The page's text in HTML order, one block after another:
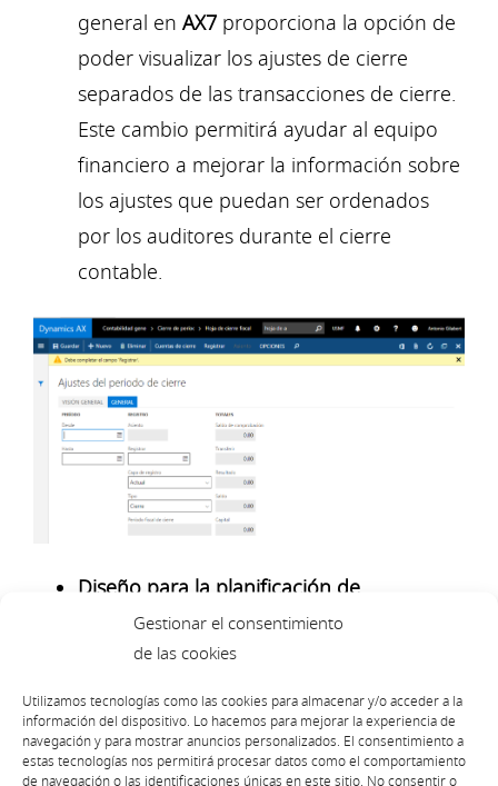
Gestionar el consentimiento
de las cookies
Utilizamos tecnologías como las cookies para almacenar y/o acceder a la
información del dispositivo. Lo hacemos para mejorar la experiencia de
navegación y para mostrar anuncios personalizados. El consentimiento a
estas tecnologías nos permitirá procesar datos como el comportamiento
de navegación o las identificaciones únicas en este sitio. No consentir o
general en AX7 proporciona la opción de
poder visualizar los ajustes de cierre
separados de las transacciones de cierre.
Este cambio permitirá ayudar al equipo
financiero a mejorar la información sobre
los ajustes que puedan ser ordenados
por los auditores durante el cierre
contable.
Diseño para la planificación de
presupuestos: Herramientas que
Microsofttenía anexas (como Forecaster)
cubrían una necesidad que teníaAXpara
poder elaborar correctamente los
presupuestos de las empresas. ConAX7